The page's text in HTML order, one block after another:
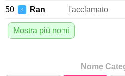
50 ♂ Ran l'acclamato
Mostra più nomi
Nome